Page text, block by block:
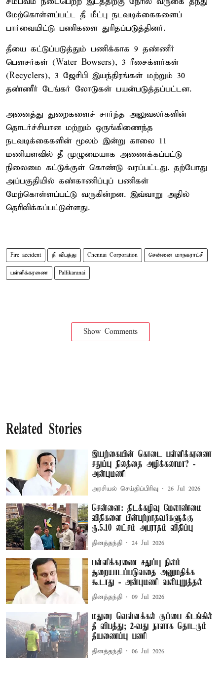
மேற்கொள்ளப்பட்ட தீ மீட்பு நடவடிக்கைகளைப்
பார்வையிட்டு பணிகளை துரிதப்படுத்தினர்.
தீயை கட்டுப்படுத்தும் பணிக்காக 9 தண்ணீர்
பௌசர்கள் (Water Bowsers), 3 ரீசைக்ளர்கள்
(Recyclers), 3 ஜேசிபி இயந்திரங்கள் மற்றும் 30
தண்ணீர் டேங்கர் லோடுகள் பயன்படுத்தப்பட்டன.
அனைத்து துறைகளைச் சார்ந்த அலுவலர்களின்
தொடர்ச்சியான மற்றும் ஒருங்கிணைந்த
நடவடிக்கைகளின் மூலம் இன்று காலை 11
மணியளவில் தீ முழுமையாக அணைக்கப்பட்டு
நிலைமை கட்டுக்குள் கொண்டு வரப்பட்டது. தற்போது
அப்பகுதியில் கண்காணிப்புப் பணிகள்
மேற்கொள்ளப்பட்டு வருகின்றன. இவ்வாறு அதில்
தெரிவிக்கப்பட்டுள்ளது.
Fire accident தீ விபத்து Chennai Corporation சென்னை மாநகராட்சி
பள்ளிக்கரணை Pallikaranai
Show Comments
Related Stories
இயற்கையின் கொடை பள்ளிக்கரணை
சதுப்பு நிலத்தை அழிக்கலாமா? -
அன்புமணி
அரசியல் செய்திப்பிரிவு 26 Jul 2026
சென்னை: திடக்கழிவு மேலாண்மை
விதிகளை பின்பற்றாதவர்களுக்கு
ரூ.5.10 லட்சம் அபராதம் விதிப்பு
தினத்தந்தி 24 Jul 2026
பள்ளிக்கரணை சதுப்பு நிலம்
சூறையாடப்படுவதை அனுமதிக்க
கூடாது - அன்புமணி வலியுறுத்தல்
தினத்தந்தி 09 Jul 2026
மதுரை வெள்ளக்கல் குப்பை கிடங்கில்
தீ விபத்து; 2-வது நாளாக தொடரும்
தீயணைப்பு பணி
தினத்தந்தி 06 Jul 2026